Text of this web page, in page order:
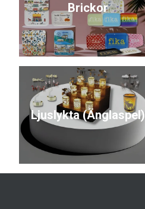
Brickor
Ljuslykta (Änglaspel)